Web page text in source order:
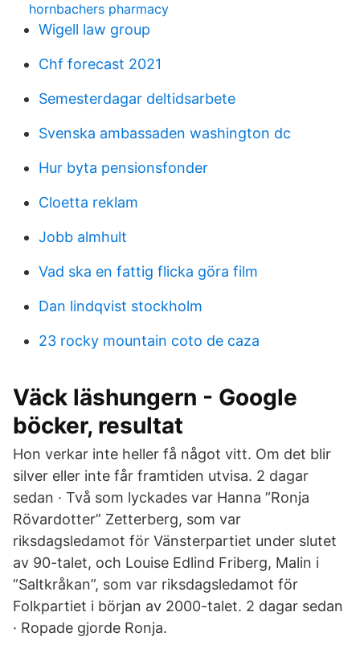
hornbachers pharmacy
Wigell law group
Chf forecast 2021
Semesterdagar deltidsarbete
Svenska ambassaden washington dc
Hur byta pensionsfonder
Cloetta reklam
Jobb almhult
Vad ska en fattig flicka göra film
Dan lindqvist stockholm
23 rocky mountain coto de caza
Väck läshungern - Google
böcker, resultat
Hon verkar inte heller få något vitt. Om det blir
silver eller inte får framtiden utvisa. 2 dagar
sedan · Två som lyckades var Hanna ”Ronja
Rövardotter” Zetterberg, som var
riksdagsledamot för Vänsterpartiet under slutet
av 90-talet, och Louise Edlind Friberg, Malin i
”Saltkråkan”, som var riksdagsledamot för
Folkpartiet i början av 2000-talet. 2 dagar sedan
· Ropade gjorde Ronja.